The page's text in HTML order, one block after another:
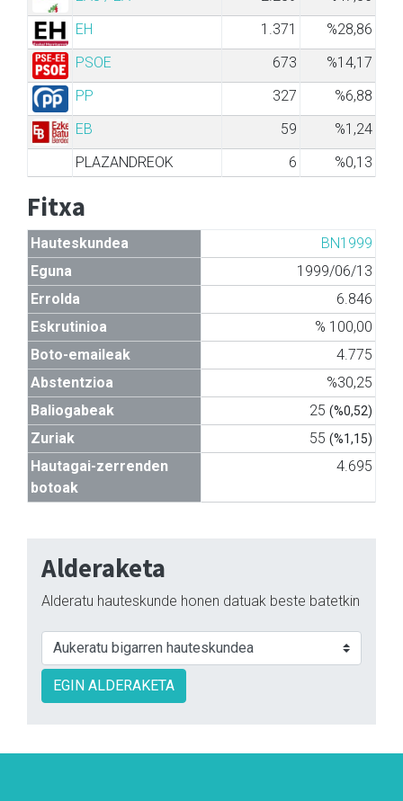
EH
1.371
%28,86
PSOE
673
%14,17
PP
327
%6,88
EB
59
%1,24
PLAZANDREOK
6 %0,13
Fitxa
Hauteskundea
BN1999
Eguna
1999/06/13
Errolda
6.846
Eskrutinioa
% 100,00
Boto-emaileak
4.775
Abstentzioa
%30,25
Baliogabeak
25 (%0,52)
Zuriak 55 (%1,15)
Hautagai-zerrenden
botoak
4.695
Alderaketa
Alderatu hauteskunde honen datuak beste batetkin
EGIN ALDERAKETA